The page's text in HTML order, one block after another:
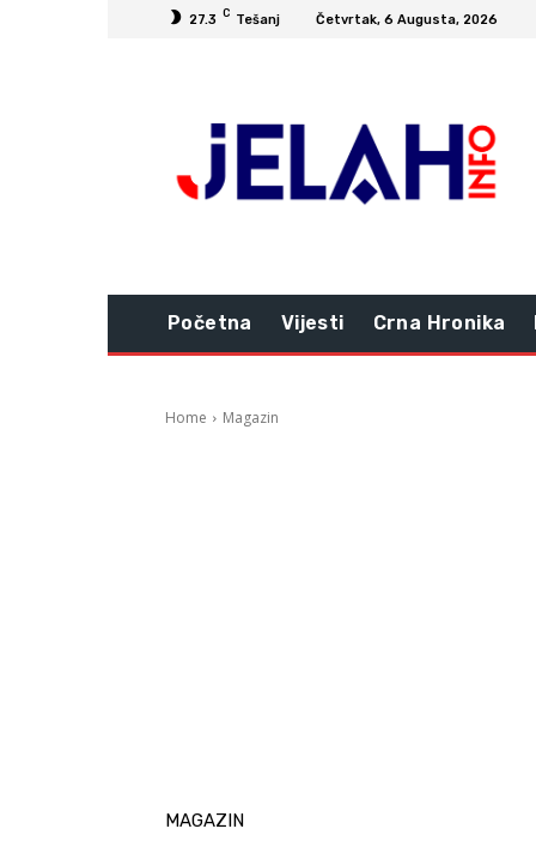
27.3 C Tešanj Četvrtak, 6 Augusta, 2026
Početna Vijesti Crna Hronika
Home Magazin
MAGAZIN